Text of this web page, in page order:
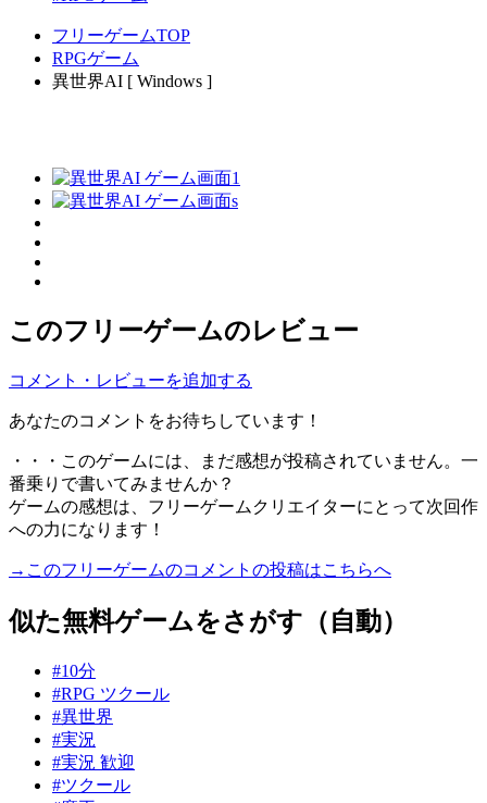
フリーゲームTOP
RPGゲーム
異世界AI [ Windows ]
このフリーゲームのレビュー
コメント・レビューを追加する
あなたのコメントをお待ちしています！
・・・このゲームには、まだ感想が投稿されていません。一
番乗りで書いてみませんか？
ゲームの感想は、フリーゲームクリエイターにとって次回作
への力になります！
→このフリーゲームのコメントの投稿はこちらへ
似た無料ゲームをさがす（自動）
#10分
#RPG ツクール
#異世界
#実況
#実況 歓迎
#ツクール